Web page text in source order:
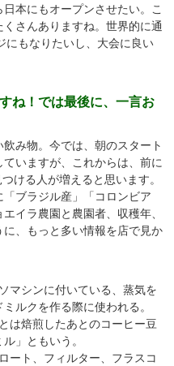
本にもオープンさせたい。こ
さんありますね。世界的に通
にもなりたいし、大会に良い
ね！では最後に、一言お
み物。今では、朝のスタート
いますが、これからは、前に
ける人が増えると思います。
ブラジル産」「コロンビア
イラ農園と農園者、収穫年、
、もっと多い情報を店で見か
マシンに付いている、蒸気を
ルクを作る際に使われる。
は焙煎したあとのコーヒー豆
」ともいう。
ート、フィルター、フラスコ